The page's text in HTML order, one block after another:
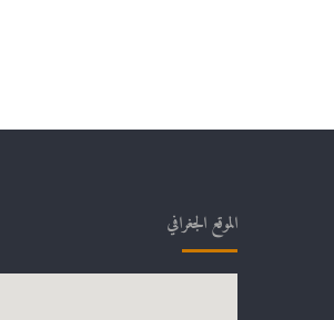
الموقع الجغرافي